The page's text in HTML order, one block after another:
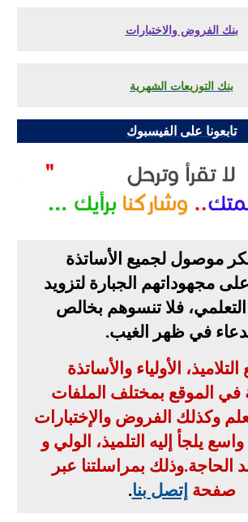
بنك الفروض والاختبارات
بنك التوزيعات الشهرية
تابعونا على الفيسبوك
موصول لجميع الأساتذة
مجهوداتهم الجبارة لتزويد
فلا تنسوهم بخالص
في ظهر الغيب.
الأولياء والأساتذة
في الموقع بمختلف الملفات
وكذلك الفروض والإختبارات
يلجأ إليه التلميذ، الولي و
الحاجة.وذلك بمراسلتنا عبر
صفحة إتصل بنا.